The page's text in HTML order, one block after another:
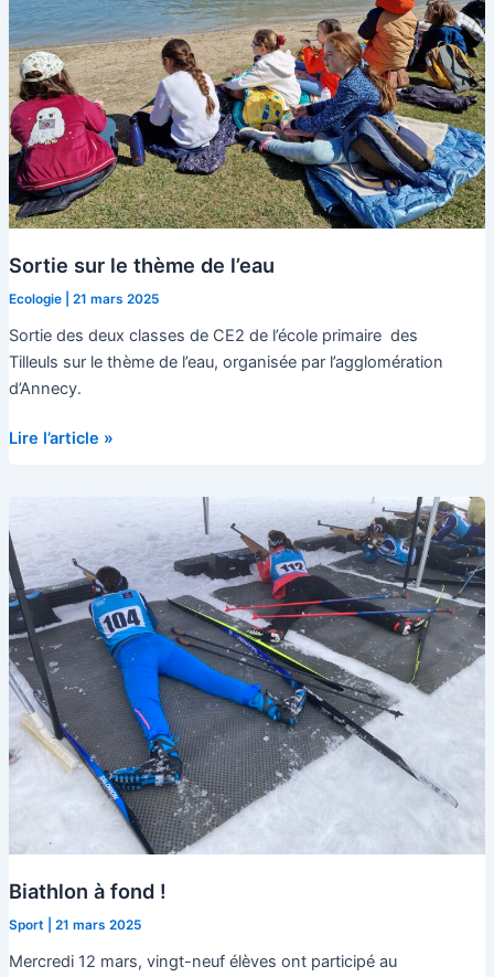
Sortie sur le thème de l’eau
Ecologie| 21 mars 2025
Sortie des deux classes de CE2 de l’école primaire des
Tilleuls sur le thème de l’eau, organisée par l’agglomération
d’Annecy.
Sortie
de
l’eau
Lire l’article »
Biathlon à fond !
Sport 21 mars 2025
Mercredi 12 mars, vingt-neuf élèves ont participé au